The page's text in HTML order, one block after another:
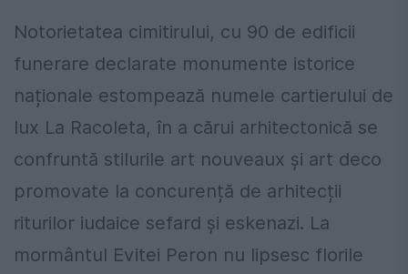
Notorietatea cimitirului, cu 90 de edificii
funerare declarate monumente istorice
naționale estompează numele cartierului de
lux La Racoleta, în a cărui arhitectonică se
confruntă stilurile art nouveaux și art deco
promovate la concurență de arhitecții
riturilor iudaice sefard și eskenazi. La
mormântul Evitei Peron nu lipsesc florile